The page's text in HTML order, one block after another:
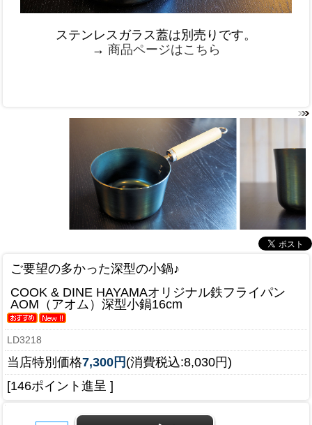
ステンレスガラス蓋は別売りです。
→ 商品ページはこちら
ご要望の多かった深型の小鍋♪
COOK & DINE HAYAMAオリジナル鉄フライパン
AOM（アオム）深型小鍋16cm
LD3218
当店特別価格7,300円 (消費税込:8,030円)
[146ポイント進呈 ]